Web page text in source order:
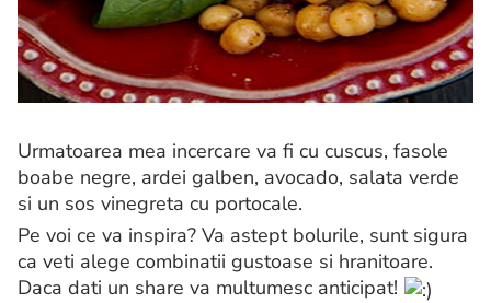
Urmatoarea mea incercare va fi cu cuscus, fasole
boabe negre, ardei galben, avocado, salata verde
si un sos vinegreta cu portocale.
Pe voi ce va inspira? Va astept bolurile, sunt sigura
ca veti alege combinatii gustoase si hranitoare.
Daca dati un share va multumesc anticipat!